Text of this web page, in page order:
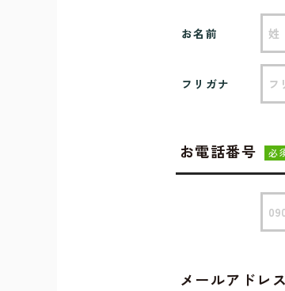
お名前
フリガナ
お電話番号 必
メールアドレス